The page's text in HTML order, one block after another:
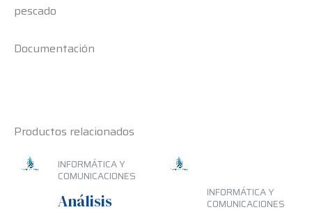
pescado
Documentación
Productos relacionados
INFORMÁTICA Y
COMUNICACIONES
Análisis
INFORMÁTICA Y
COMUNICACIONES